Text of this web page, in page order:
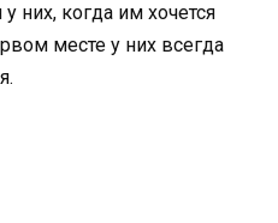
них, когда им хочется
месте у них всегда